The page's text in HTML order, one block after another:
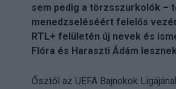
sem pedig a törzsszurkolók –
menedzseléséért felelős
RTL+ felületén új nevek és
Flóra és Haraszti Ádám
Ősztől az UEFA Bajnokok